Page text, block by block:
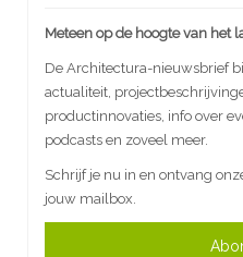
Meteen op de hoogte van het
De Architectura-nieuwsbrief
actualiteit,
productinnovaties, info over
podcasts en zoveel meer.
Schrijf je nu in en ontvang
jouw mailbox.